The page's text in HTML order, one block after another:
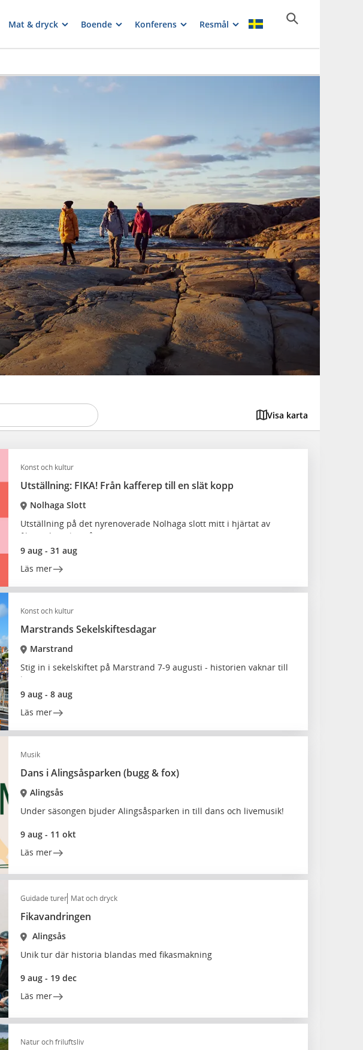
Mat & dryck Boende Konferens Resmål
Visa karta
Konst och kultur
Utställning: FIKA! Från kafferep till en slät kopp
Nolhaga Slott
Utställning på det nyrenoverade Nolhaga slott mitt i hjärtat av
fikastaden Alingsås.
9 aug - 31 aug
Läs mer
Konst och kultur
Marstrands Sekelskiftesdagar
Marstrand
Stig in i sekelskiftet på Marstrand 7-9 augusti - historien vaknar till
liv!
9 aug - 8 aug
Läs mer
Musik
Dans i Alingsåsparken (bugg & fox)
Alingsås
Under säsongen bjuder Alingsåsparken in till dans och livemusik!
9 aug - 11 okt
Läs mer
Guidade turer Mat och dryck
Fikavandringen
Alingsås
Unik tur där historia blandas med fikasmakning
9 aug - 19 dec
Läs mer
Natur och friluftsliv